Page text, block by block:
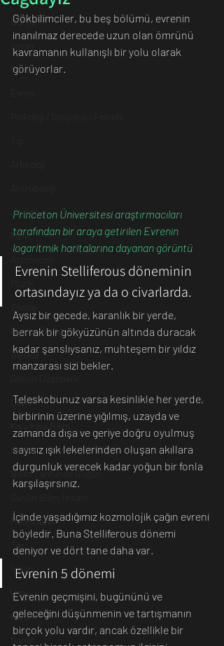
Dünya
İletişim
Jeoloji
Fizik
Günün Fotoğrafı
Biyoloji
Çevre
Kimya
Bilim Tarihinde Bugün
Matematik
Tıp
İnsan
Uzay
Resim
Sanat
Gökbilimciler, bu beş bölümü, evrenin
inanılmaz derecede uzun olan ömrünü
kavramanın kullanışlı bir yolu olarak
görüyorlar.
Princeton Üniversitesi araştırmacıları
tarafından bir araya getirilen Evrenin
logaritmik haritalarına dayanan görüntü
Evrenin Stelliferous döneminin
ortasındayız ya da o civarlarda.
Aysız bir gecede, karanlık bir yerde,
berrak bir gökyüzünün altında duracak
kadar şanslıysanız, muhteşem bir yıldız
manzarası sizi bekler.
Teleskobunuz varsa kesinlikle her yerde,
birbirinin üzerine yığılmış, uzayda ve
zamanda dışa ve geriye doğru oyulmuş
sayısız ışık lekelerinden oluşan akıllara
durgunluk verecek kadar yoğun bir fonla
karşılaşırsınız.
İçinde yaşadığımız kozmolojik çağın evreni
böyledir. Buna Stelliferous dönemi
deniyor ve dört tane daha var.
Evrenin 5 dönemi
Evrenin geçmişini, bugününü ve
geleceğini düşünmenin ve tartışmanın
birçok yolu vardır, ancak özellikle bir